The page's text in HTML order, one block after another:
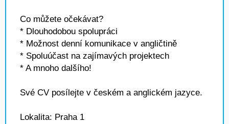
Co můžete očekávat?
* Dlouhodobou spolupráci
* Možnost denní komunikace v angličtině
* Spoluúčast na zajímavých projektech
* A mnoho dalšího!
Své CV posílejte v českém a anglickém jazyce.
Lokalita: Praha 1